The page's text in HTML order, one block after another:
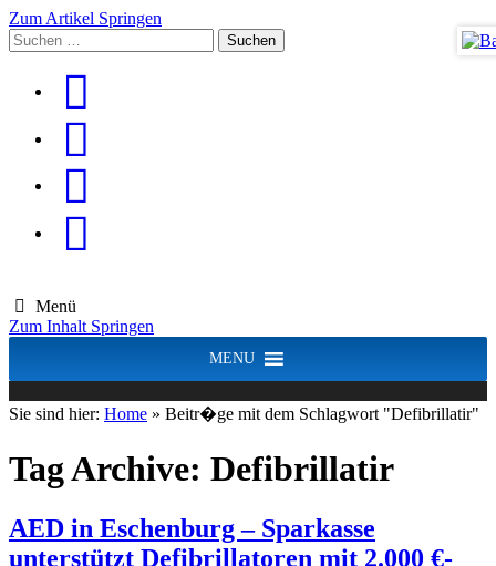
Zum Artikel Springen
Suchen
nach:
Menü
Zum Inhalt Springen
MENU
Sie sind hier: Home » Beitr�ge mit dem Schlagwort "Defibrillatir"
Tag Archive: Defibrillatir
AED in Eschenburg – Sparkasse
unterstützt Defibrillatoren mit 2.000 €-